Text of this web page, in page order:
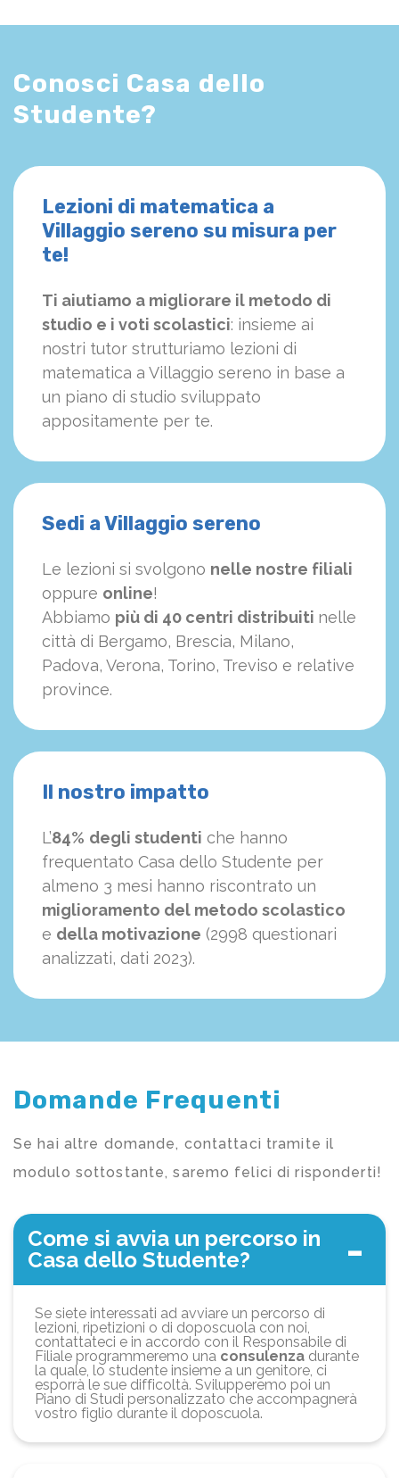
Conosci Casa dello
Studente?
Lezioni di matematica a
Villaggio sereno su misura per
te!
Ti aiutiamo a migliorare il metodo di
studio e i voti scolastici: insieme ai
nostri tutor strutturiamo lezioni di
matematica a Villaggio sereno in base a
un piano di studio sviluppato
appositamente per te.
Sedi a Villaggio sereno
Le lezioni si svolgono nelle nostre filiali
oppure online!
Abbiamo più di 40 centri distribuiti nelle
città di Bergamo, Brescia, Milano,
Padova, Verona, Torino, Treviso e relative
province.
Il nostro impatto
L’84% degli studenti che hanno
frequentato Casa dello Studente per
almeno 3 mesi hanno riscontrato un
miglioramento del metodo scolastico
e della motivazione (2998 questionari
analizzati, dati 2023).
Domande Frequenti
Se hai altre domande, contattaci tramite il
modulo sottostante, saremo felici di risponderti!
Come si avvia un percorso in
Casa dello Studente?
Se siete interessati ad avviare un percorso di
lezioni, ripetizioni o di doposcuola con noi,
contattateci e in accordo con il Responsabile di
Filiale programmeremo una consulenza durante
la quale, lo studente insieme a un genitore, ci
esporrà le sue difficoltà. Svilupperemo poi un
Piano di Studi personalizzato che accompagnerà
vostro figlio durante il doposcuola.